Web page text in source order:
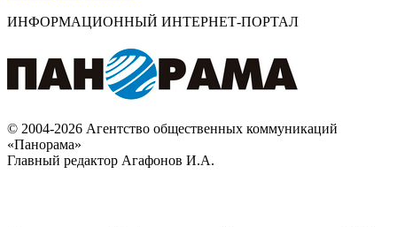
ИНФОРМАЦИОННЫЙ ИНТЕРНЕТ-ПОРТАЛ
© 2004-2026 Агентство общественных коммуникаций
«Панорама»
Главный редактор Агафонов И.А.